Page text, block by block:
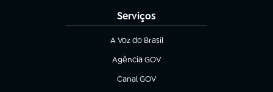
Serviços
A Voz do Brasil
(abre em nova aba)
Agência GOV
(abre em nova aba)
Canal GOV
(abre em nova aba)